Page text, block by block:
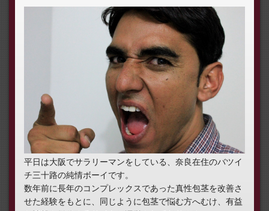
平日は大阪でサラリーマンをしている、奈良在住のバツイ
チ三十路の純情ボーイです。
数年前に長年のコンプレックスであった真性包茎を改善さ
せた経験をもとに、同じように包茎で悩む方へむけ、有益